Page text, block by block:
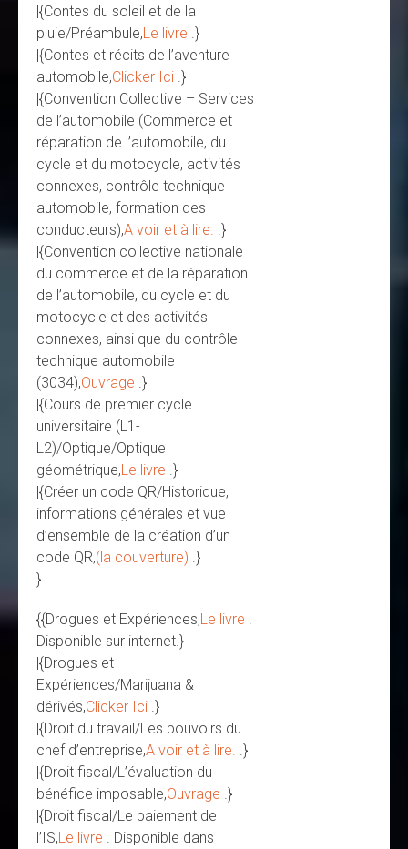
|{Contes du soleil et de la
pluie/Préambule,Le livre .}
|{Contes et récits de l’aventure
automobile,Clicker Ici .}
|{Convention Collective – Services
de l’automobile (Commerce et
réparation de l’automobile, du
cycle et du motocycle, activités
connexes, contrôle technique
automobile, formation des
conducteurs),A voir et à lire.
.}
|{Convention collective nationale
du commerce et de la réparation
de l’automobile, du cycle et du
motocycle et des activités
connexes, ainsi que du contrôle
technique automobile
(3034),Ouvrage .}
|{Cours de premier cycle
universitaire (L1-
L2)/Optique/Optique
géométrique,Le livre .}
|{Créer un code QR/Historique,
informations générales et vue
d’ensemble de la création d’un
code QR,(la couverture) .}
}
{{Drogues et Expériences,Le livre
Disponible sur internet.}
|{Drogues et
Expériences/Marijuana &
dérivés,Clicker Ici .}
|{Droit du travail/Les pouvoirs du
chef d’entreprise,A voir et à lire.
.}
|{Droit fiscal/L’évaluation du
bénéfice imposable,Ouvrage .}
|{Droit fiscal/Le paiement de
l’IS,Le livre
. Disponible dans